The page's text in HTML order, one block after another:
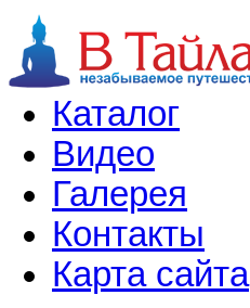
Каталог
Видео
Галерея
Контакты
Карта сайта